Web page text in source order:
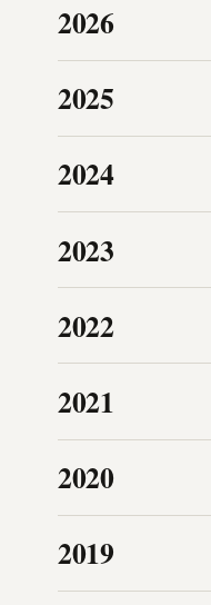
2026
2025
2024
2023
2022
2021
2020
2019